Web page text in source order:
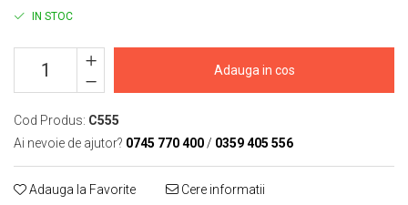
Camere climatice
Macarale portal
Senzori fără fir (Wireless)
Senzori cu fir (Wired)
PC, Laptop, Tablete
IN STOC
Adauga in cos
Cod Produs: C555
Ai nevoie de ajutor? 0745 770 400 / 0359 405 556
Adauga la Favorite Cere informatii